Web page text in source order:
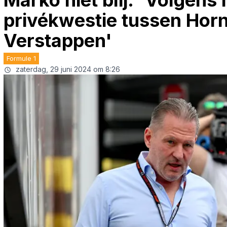
privékwestie tussen
Verstappen'
Formule 1
zaterdag, 29 juni 2024 om 8:26